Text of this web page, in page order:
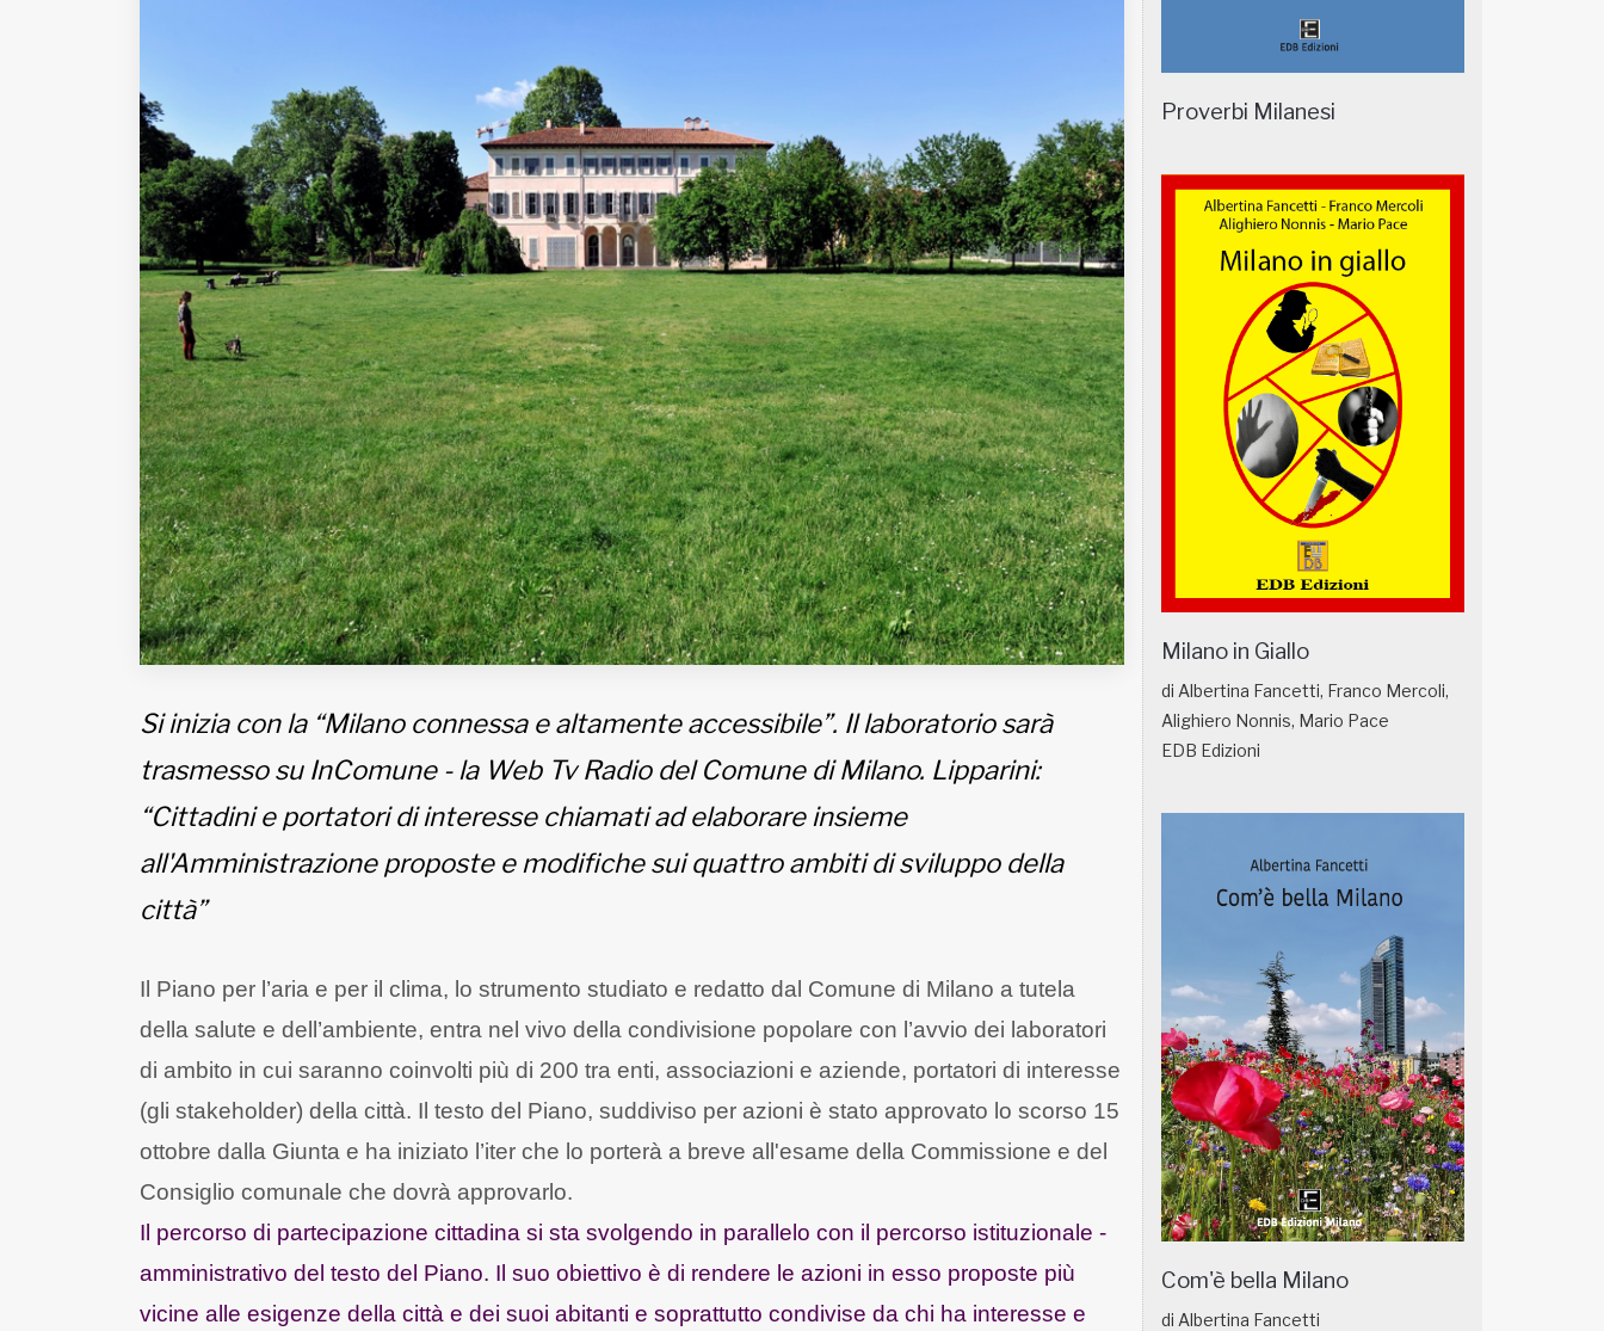
Si inizia con la “Milano connessa e altamente accessibile”. Il laboratorio sarà
trasmesso su InComune - la Web Tv Radio del Comune di Milano. Lipparini:
“Cittadini e portatori di interesse chiamati ad elaborare insieme
all'Amministrazione proposte e modifiche sui quattro ambiti di sviluppo della
città”
Il Piano per l’aria e per il clima, lo strumento studiato e redatto dal Comune di Milano a tutela
della salute e dell’ambiente, entra nel vivo della condivisione popolare con l’avvio dei laboratori
di ambito in cui saranno coinvolti più di 200 tra enti, associazioni e aziende, portatori di interesse
(gli stakeholder) della città. Il testo del Piano, suddiviso per azioni è stato approvato lo scorso 15
ottobre dalla Giunta e ha iniziato l’iter che lo porterà a breve all'esame della Commissione e del
Consiglio comunale che dovrà approvarlo.
Il percorso di partecipazione cittadina si sta svolgendo in parallelo con il percorso istituzionale -
amministrativo del testo del Piano. Il suo obiettivo è di rendere le azioni in esso proposte più
vicine alle esigenze della città e dei suoi abitanti e soprattutto condivise da chi ha interesse e
Proverbi Milanesi
Milano in Giallo
di Albertina Fancetti, Franco Mercoli,
Alighiero Nonnis, Mario Pace
EDB Edizioni
Com'è bella Milano
di Albertina Fancetti